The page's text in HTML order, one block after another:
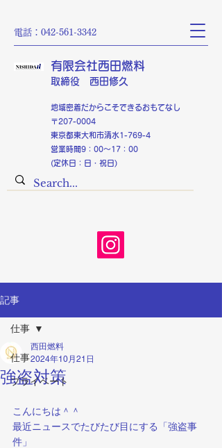
有限会社西田燃料
​​地域密着だからこそできるおもてなし
〒207-0004
東京都東大和市清水1-769-4
営業時間9：00～17：00
(定休日：日・祝日)
電話：042-561-3342
​取締役 西田修久
記事
仕事
プライベート
仕事
強盗対策
西田燃料
2024年10月21日
こんにちは＾＾
最近ニュースでたびたび目にする「強盗事
件」